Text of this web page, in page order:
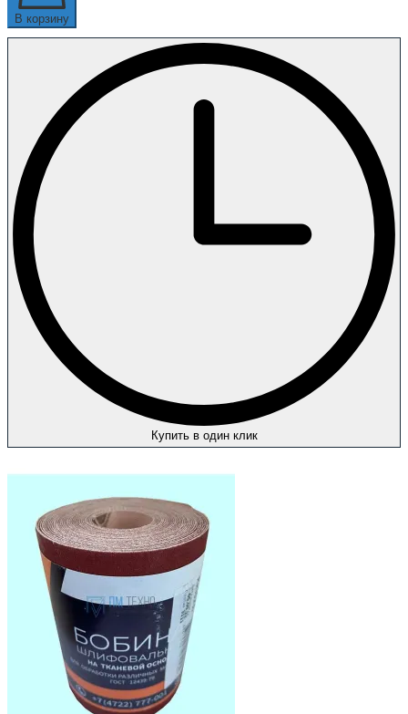
В корзину
Купить в один клик